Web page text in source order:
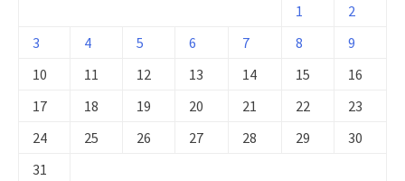
1
2
3
4 5 6 7 8
9
10
11 12 13 14 15
16
17
18 19 20 21 22
23
24
25 26 27 28 29
30
31